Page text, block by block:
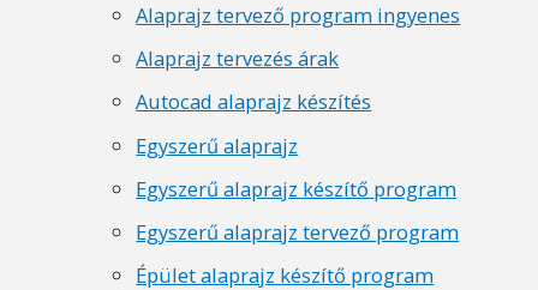
Alaprajz tervező program ingyenes
Alaprajz tervezés árak
Autocad alaprajz készítés
Egyszerű alaprajz
Egyszerű alaprajz készítő program
Egyszerű alaprajz tervező program
Épület alaprajz készítő program